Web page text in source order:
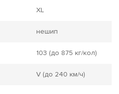
XL
нешип
103 (до 875 кг/кол)
V (до 240 км/ч)